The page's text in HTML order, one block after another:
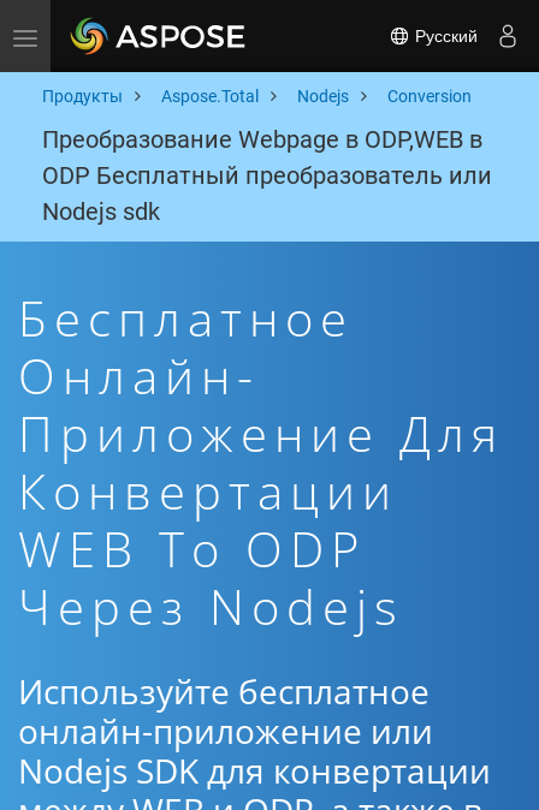
Toggle navigation Русский
Продукты Aspose.Total Nodejs Conversion
Преобразование Webpage в ODP,WEB в
ODP Бесплатный преобразователь или
Nodejs sdk
Бесплатное
Онлайн-
Приложение Для
Конвертации
WEB To ODP
Через Nodejs
Используйте бесплатное
онлайн-приложение или
Nodejs SDK для конвертации